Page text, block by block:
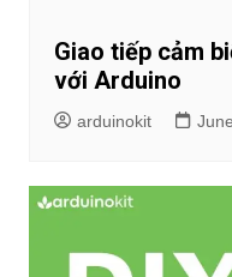
Giao tiếp cảm
với Arduino
arduinokit